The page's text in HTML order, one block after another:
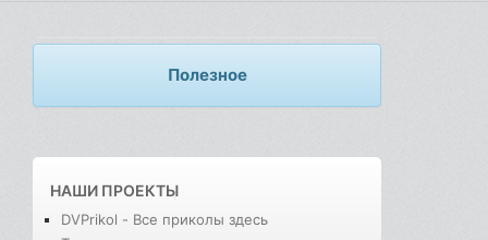
Полезное
НАШИ ПРОЕКТЫ
DVPrikol - Все приколы здесь